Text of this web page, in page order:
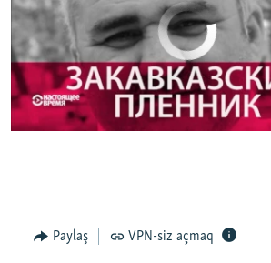
No media source currently
Paylaş VPN-siz açmaq